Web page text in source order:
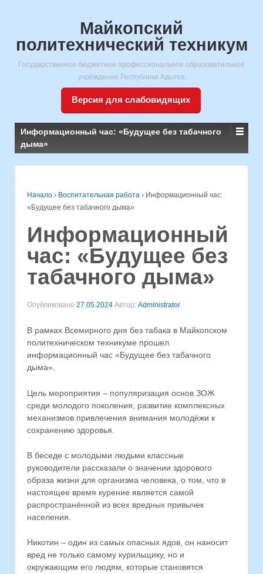
Майкопский
политехнический техникум
Государственное бюджетное профессиональное образовательное
учреждение Республики Адыгея
Версия для слабовидящих
Информационный час: «Будущее без табачного
дыма»
Начало › Воспитательная работа › Информационный час:
«Будущее без табачного дыма»
Информационный
час: «Будущее без
табачного дыма»
Опубликовано 27.05.2024 Автор: Administrator
В рамках Всемирного дня без табака в Майкопском
политехническом техникуме прошел
информационный час «Будущее без табачного
дыма».
Цель мероприятия – популяризация основ ЗОЖ
среди молодого поколения, развитие комплексных
механизмов привлечения внимания молодёжи к
сохранению здоровья.
В беседе с молодыми людьми классные
руководители рассказали о значении здорового
образа жизни для организма человека, о том, что в
настоящее время курение является самой
распространённой из всех вредных привычек
населения.
Никотин – один из самых опасных ядов, он наносит
вред не только самому курильщику, но и
окружающим его людям, которые становятся